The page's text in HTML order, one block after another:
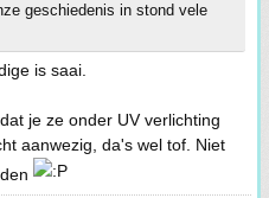
geschiedenis in stond vele
is saai.
je ze onder UV verlichting
aanwezig, da's wel tof. Niet